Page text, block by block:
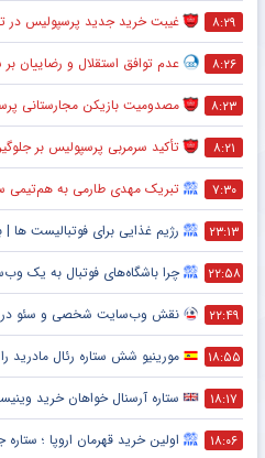
۸:۲۹ غیبت خرید جدید پرسپولیس در
۸:۲۶ عدم توافق استقلال و رضاییان
۸:۲۳ مصدومیت بازیکن مجارستانی
۸:۲۱ تأکید سرمربی پرسپولیس بر
۷:۳۰ تبریک مهدی طارمی به هم‌تیمی
۲۳:۱۳ رژیم غذایی برای فوتبالیست ها | برنامه
۲۲:۵۸ چرا باشگاه‌های فوتبال به یک
۲۲:۴۹ نقش وب‌سایت شخصی و سئو در
۱۸:۵۵ مورینیو شش ستاره رئال مادرید
۱۸:۱۷ ستاره آرسنال خواهان خرید
۱۸:۰۶ اولین خرید قهرمان اروپا ؛